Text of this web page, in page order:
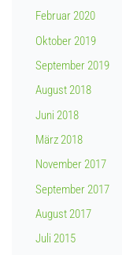
Februar 2020
Oktober 2019
September 2019
August 2018
Juni 2018
März 2018
November 2017
September 2017
August 2017
Juli 2015